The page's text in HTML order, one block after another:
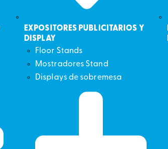
EXPOSITORES PUBLICITARIOS Y
DISPLAY
Floor Stands
Mostradores Stand
Displays de sobremesa